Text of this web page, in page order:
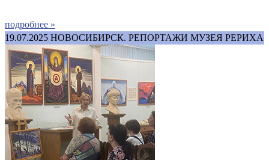
подробнее »
19.07.2025 НОВОСИБИРСК. РЕПОРТАЖИ МУЗЕЯ РЕРИХА